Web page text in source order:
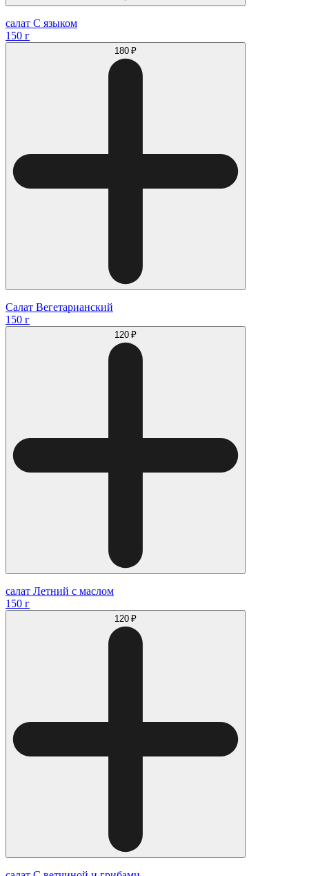
салат С языком
150 г
180 ₽
Салат Вегетарианский
150 г
120 ₽
салат Летний с маслом
150 г
120 ₽